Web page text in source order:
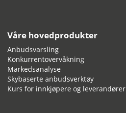
Våre hovedprodukter
Anbudsvarsling
Konkurrentovervåkning
Markedsanalyse
Skybaserte anbudsverktøy
Kurs for innkjøpere og leverandører